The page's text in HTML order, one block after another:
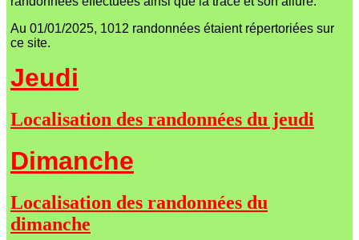
Au 01/01/2025, 1012 randonnées étaient répertoriées sur
ce site.
Jeudi
Localisation des randonnées du jeudi
Dimanche
Localisation des randonnées du
dimanche